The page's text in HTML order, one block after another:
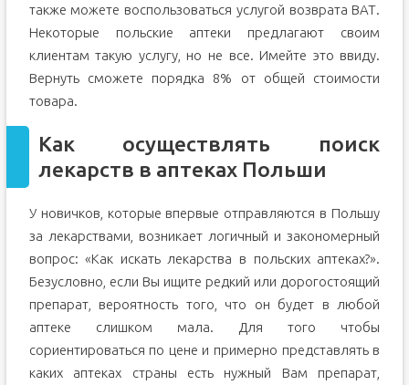
также можете воспользоваться услугой возврата ВАТ.
Некоторые польские аптеки предлагают своим
клиентам такую услугу, но не все. Имейте это ввиду.
Вернуть сможете порядка 8% от общей стоимости
товара.
Как осуществлять поиск
лекарств в аптеках Польши
У новичков, которые впервые отправляются в Польшу
за лекарствами, возникает логичный и закономерный
вопрос: «Как искать лекарства в польских аптеках?».
Безусловно, если Вы ищите редкий или дорогостоящий
препарат, вероятность того, что он будет в любой
аптеке слишком мала. Для того чтобы
сориентироваться по цене и примерно представлять в
каких аптеках страны есть нужный Вам препарат,